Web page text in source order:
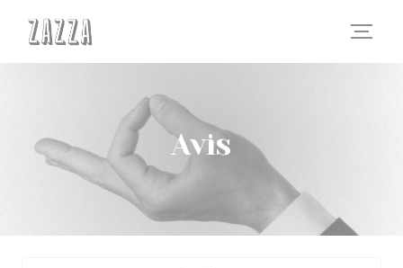
Avis